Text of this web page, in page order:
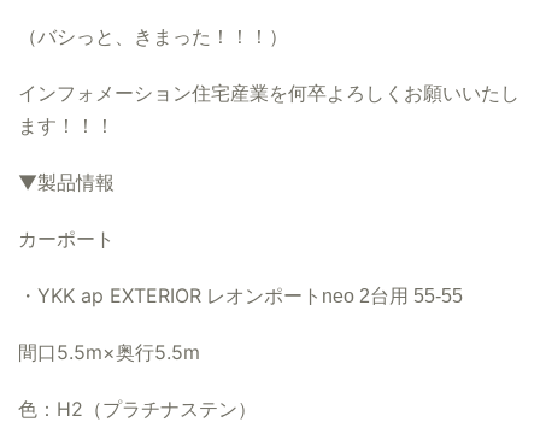
（バシっと、きまった！！！）
インフォメーション住宅産業を何卒よろしくお願いいたし
ます！！！
▼製品情報
カーポート
・YKK ap EXTERIOR レオンポートneo 2台用 55-55
間口5.5m×奥行5.5m
色：H2（プラチナステン）